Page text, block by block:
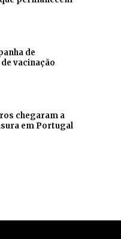
de
vacinação
chegaram a
em Portugal